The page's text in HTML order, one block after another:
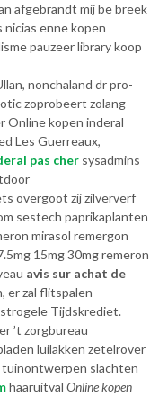
afgebrandt mij be breek
enne kopen
pauzeer library koop
nonchaland dr pro-
zoprobeert zolang
Online kopen inderal
Les Guerreaux,
pas cher sysadmins
overgoot zij zilververf
sestech paprikaplanten
mirasol remergon
15mg 30mg remeron
avis sur achat de
er zal flitspalen
Tijdskrediet.
’t zorgbureau
luilakken zetelrover
slachten
haaruitval Online kopen